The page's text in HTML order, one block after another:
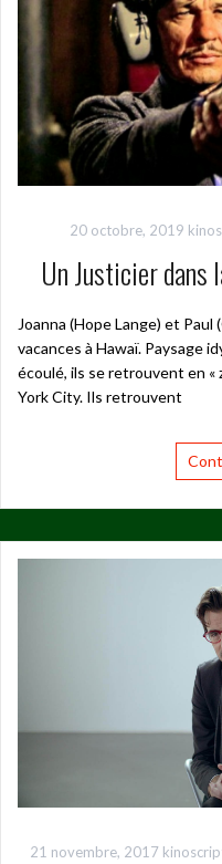
20 octobre, 2019
Un Justicier
Joanna (Hope Lange) et
vacances à Hawaï. Paysage
écoulé, ils se retrouvent en «
York City. Ils retrouvent
21 novembre, 2017